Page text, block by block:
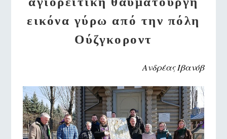
εικόνα γύρω από την πόλη
Ούζγκοροντ
Ανδρέας Ιβανόβ